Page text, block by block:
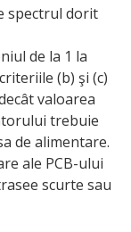
spectrul dorit
de la 1 la
(b) şi (c)
valoarea
trebuie
de alimentare.
ale PCB-ului
scurte sau